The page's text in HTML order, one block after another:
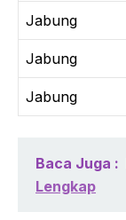
Jabung
Jabung
Jabung
Baca Juga :
Lengkap